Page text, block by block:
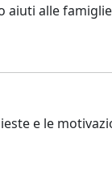
aiuti alle
e le